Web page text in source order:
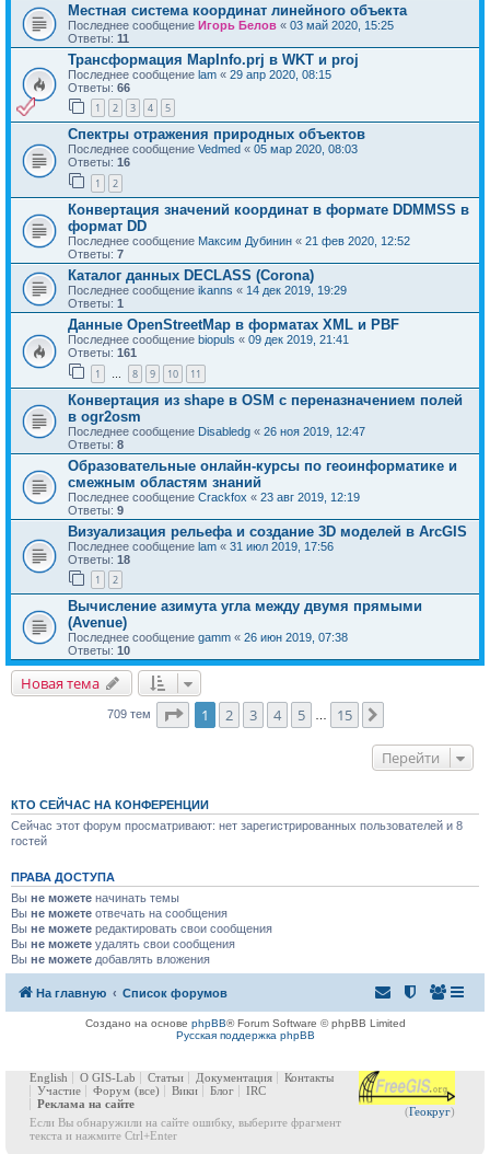
Местная система координат линейного объекта
Последнее сообщение Игорь Белов « 03 май 2020, 15:25
Ответы: 11
Трансформация MapInfo.prj в WKT и proj
Последнее сообщение lam « 29 апр 2020, 08:15
Ответы: 66
1 2 3 4 5
Спектры отражения природных объектов
Последнее сообщение Vedmed « 05 мар 2020, 08:03
Ответы: 16
1 2
Конвертация значений координат в формате DDMMSS в
формат DD
Последнее сообщение Максим Дубинин « 21 фев 2020, 12:52
Ответы: 7
Каталог данных DECLASS (Corona)
Последнее сообщение ikanns « 14 дек 2019, 19:29
Ответы: 1
Данные OpenStreetMap в форматах XML и PBF
Последнее сообщение biopuls « 09 дек 2019, 21:41
Ответы: 161
1 … 8 9 10 11
Конвертация из shape в OSM с переназначением полей
в ogr2osm
Последнее сообщение Disabledg « 26 ноя 2019, 12:47
Ответы: 8
Образовательные онлайн-курсы по геоинформатике и
смежным областям знаний
Последнее сообщение Crackfox « 23 авг 2019, 12:19
Ответы: 9
Визуализация рельефа и создание 3D моделей в ArcGIS
Последнее сообщение lam « 31 июл 2019, 17:56
Ответы: 18
1 2
Вычисление азимута угла между двумя прямыми
(Avenue)
Последнее сообщение gamm « 26 июн 2019, 07:38
Ответы: 10
Новая тема
709 тем Страница1 из
1 2 3 4 5 15
Перейти
КТО СЕЙЧАС НА КОНФЕРЕНЦИИ
Сейчас этот форум просматривают: нет зарегистрированных пользователей и 8
гостей
ПРАВА ДОСТУПА
Вы не можете начинать темы
Вы не можете отвечать на сообщения
Вы не можете редактировать свои сообщения
Вы не можете удалять свои сообщения
Вы не можете добавлять вложения
На главную Список форумов
Создано на основе phpBB® Forum Software © phpBB Limited
Русская поддержка phpBB
(Геокруг)
English О GIS-Lab Статьи Документация
Контакты
Участие
Форум (все) Вики Блог
IRC
Реклама на сайте
Если Вы обнаружили на сайте ошибку, выберите фрагмент
текста и нажмите Ctrl+Enter